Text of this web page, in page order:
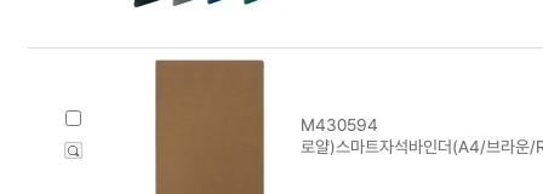
M430594
로얄)스마트자석바인더(A4/브라운